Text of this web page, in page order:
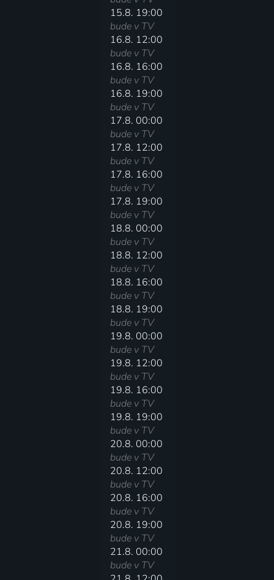
15.8. 19:00
bude v TV
16.8. 12:00
bude v TV
16.8. 16:00
bude v TV
16.8. 19:00
bude v TV
17.8. 00:00
bude v TV
17.8. 12:00
bude v TV
17.8. 16:00
bude v TV
17.8. 19:00
bude v TV
18.8. 00:00
bude v TV
18.8. 12:00
bude v TV
18.8. 16:00
bude v TV
18.8. 19:00
bude v TV
19.8. 00:00
bude v TV
19.8. 12:00
bude v TV
19.8. 16:00
bude v TV
19.8. 19:00
bude v TV
20.8. 00:00
bude v TV
20.8. 12:00
bude v TV
20.8. 16:00
bude v TV
20.8. 19:00
bude v TV
21.8. 00:00
bude v TV